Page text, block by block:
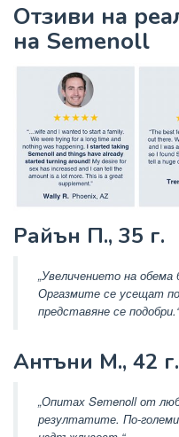
Отзиви на
на Semenoll
Райън П., 35 г.
„Увеличението на обема
Оргазмите се усещат
представяне се подобри.“
Антъни М., 42 г.
„Опитах Semenoll от
резултатите. По-големи